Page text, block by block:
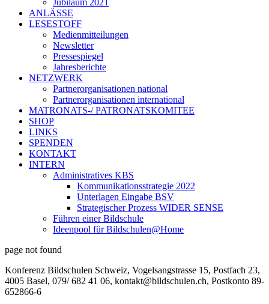
ANLÄSSE
LESESTOFF
Medienmitteilungen
Newsletter
Pressespiegel
Jahresberichte
NETZWERK
Partnerorganisationen national
Partnerorganisationen international
MATRONATS-/ PATRONATSKOMITEE
SHOP
LINKS
SPENDEN
KONTAKT
INTERN
Administratives KBS
Kommunikationsstrategie 2022
Unterlagen Eingabe BSV
Strategischer Prozess WIDER SENSE
Führen einer Bildschule
Ideenpool für Bildschulen@Home
page not found
Konferenz Bildschulen Schweiz, Vogelsangstrasse 15, Postfach 23,
4005 Basel, 079/ 682 41 06, kontakt@bildschulen.ch, Postkonto 89-
652866-6